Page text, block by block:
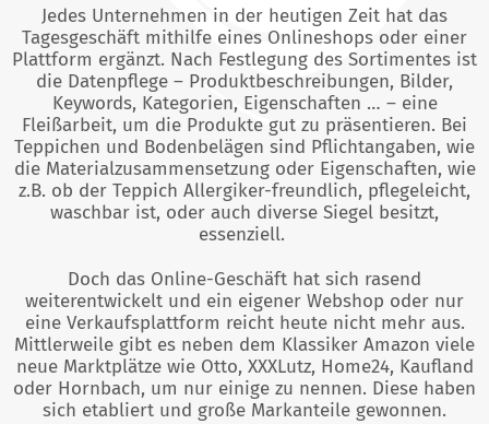
Jedes Unternehmen in der heutigen Zeit hat das
Tagesgeschäft mithilfe eines Onlineshops oder einer
Plattform ergänzt. Nach Festlegung des Sortimentes ist
die Datenpflege – Produktbeschreibungen, Bilder,
Keywords, Kategorien, Eigenschaften … – eine
Fleißarbeit, um die Produkte gut zu präsentieren. Bei
Teppichen und Bodenbelägen sind Pflichtangaben, wie
die Materialzusammensetzung oder Eigenschaften, wie
z.B. ob der Teppich Allergiker-freundlich, pflegeleicht,
waschbar ist, oder auch diverse Siegel besitzt,
essenziell.
Doch das Online-Geschäft hat sich rasend
weiterentwickelt und ein eigener Webshop oder nur
eine Verkaufsplattform reicht heute nicht mehr aus.
Mittlerweile gibt es neben dem Klassiker Amazon viele
neue Marktplätze wie Otto, XXXLutz, Home24, Kaufland
oder Hornbach, um nur einige zu nennen. Diese haben
sich etabliert und große Markanteile gewonnen.